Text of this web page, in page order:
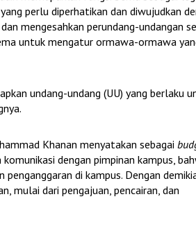
perlu diperhatikan dan diwujudkan
mengesahkan perundang-undangan
untuk mengatur ormawa-ormawa
undang-undang (UU) yang berlaku
Khanan menyatakan sebagai
dengan pimpinan kampus,
di kampus. Dengan
mulai dari pengajuan, pencairan, dan